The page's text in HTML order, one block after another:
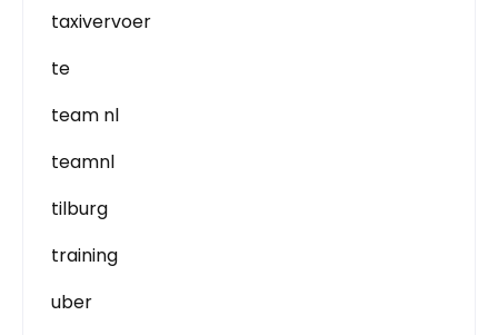
taxivervoer
te
team nl
teamnl
tilburg
training
uber